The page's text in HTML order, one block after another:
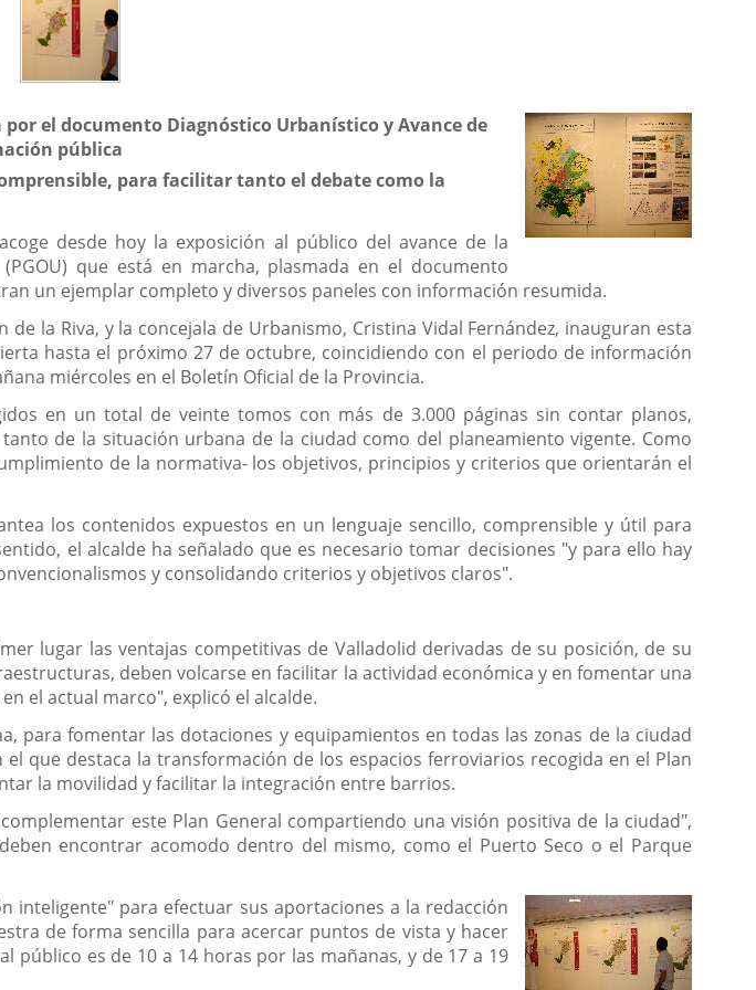
el documento Diagnóstico Urbanístico y Avance de
pública
para facilitar tanto el debate como la
desde hoy la exposición al público del avance de la
que está en marcha, plasmada en el documento
un ejemplar completo y diversos paneles con información resumida.
de la Riva, y la concejala de Urbanismo, Cristina Vidal Fernández, inauguran esta
hasta el próximo 27 de octubre, coincidiendo con el periodo de información
miércoles en el Boletín Oficial de la Provincia.
en un total de veinte tomos con más de 3.000 páginas sin contar planos,
de la situación urbana de la ciudad como del planeamiento vigente. Como
de la normativa- los objetivos, principios y criterios que orientarán el
los contenidos expuestos en un lenguaje sencillo, comprensible y útil para
el alcalde ha señalado que es necesario tomar decisiones "y para ello hay
y consolidando criterios y objetivos claros".
lugar las ventajas competitivas de Valladolid derivadas de su posición, de su
deben volcarse en facilitar la actividad económica y en fomentar una
el actual marco", explicó el alcalde.
para fomentar las dotaciones y equipamientos en todas las zonas de la ciudad
que destaca la transformación de los espacios ferroviarios recogida en el Plan
la movilidad y facilitar la integración entre barrios.
este Plan General compartiendo una visión positiva de la ciudad",
encontrar acomodo dentro del mismo, como el Puerto Seco o el Parque
inteligente" para efectuar sus aportaciones a la redacción
de forma sencilla para acercar puntos de vista y hacer
público es de 10 a 14 horas por las mañanas, y de 17 a 19